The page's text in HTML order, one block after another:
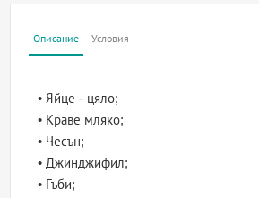
Описание Условия
• Яйце - цяло;
• Краве мляко;
• Чесън;
• Джинджифил;
• Гъби;